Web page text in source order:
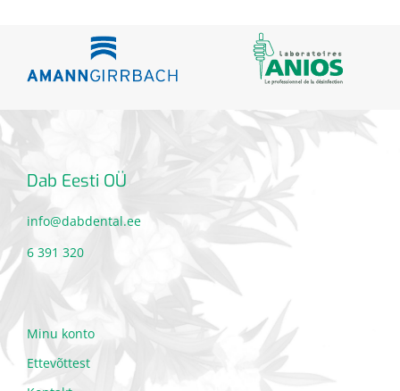
Dab Eesti OÜ
info@dabdental.ee
6 391 320
Minu konto
Ettevõttest